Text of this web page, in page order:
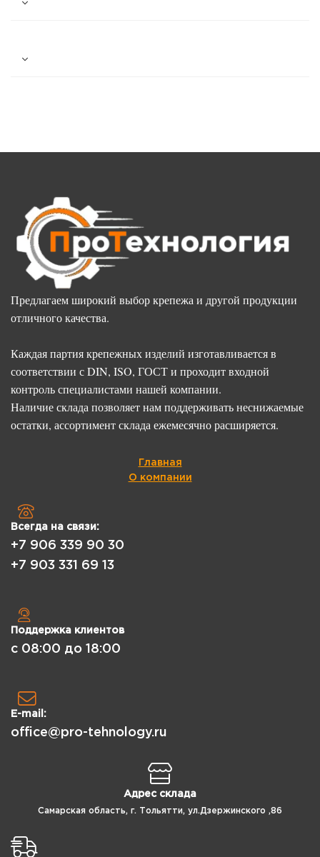
Предлагаем широкий выбор крепежа и другой продукции
отличного качества.
Каждая партия крепежных изделий изготавливается в
соответствии с DIN, ISO, ГОСТ и проходит входной
контроль специалистами нашей компании.
Наличие склада позволяет нам поддерживать неснижаемые
остатки, ассортимент склада ежемесячно расширяется.
Главная
О компании
Всегда на связи:
+7 906 339 90 30
+7 903 331 69 13
Поддержка клиентов
с 08:00 до 18:00
E-mail:
office@pro-tehnology.ru
Адрес склада
Самарская область, г. Тольятти, ул.Дзержинского ,86